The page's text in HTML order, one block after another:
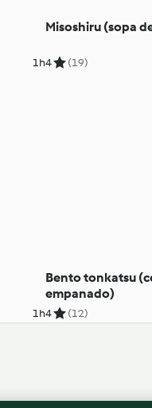
1h
Misoshiru (sopa
4 (19)
1h
Bento tonkatsu
empanado)
4 (12)